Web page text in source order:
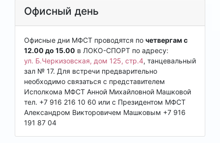
Офисный день
Офисные дни МФСТ проводятся по четвергам с
12.00 до 15.00 в ЛОКО-СПОРТ по адресу:
ул. Б.Черкизовская, дом 125, стр.4, танцевальный
зал № 17. Для встречи предварительно
необходимо связаться с представителем
Исполкома МФСТ Анной Михайловной Машковой
тел. +7 916 216 10 60 или с Президентом МФСТ
Александром Викторовичем Машковым +7 916
191 87 04